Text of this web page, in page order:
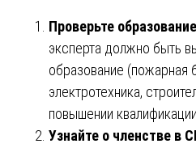
Проверьте
эксперта должно быть
образование (пожарная
электротехника,
повышении
Узнайте о членстве в